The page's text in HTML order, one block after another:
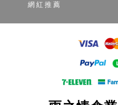
網紅推薦